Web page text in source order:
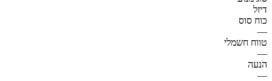
דיזל
כוח סוס
—
טווח חשמלי
—
הנעה
—